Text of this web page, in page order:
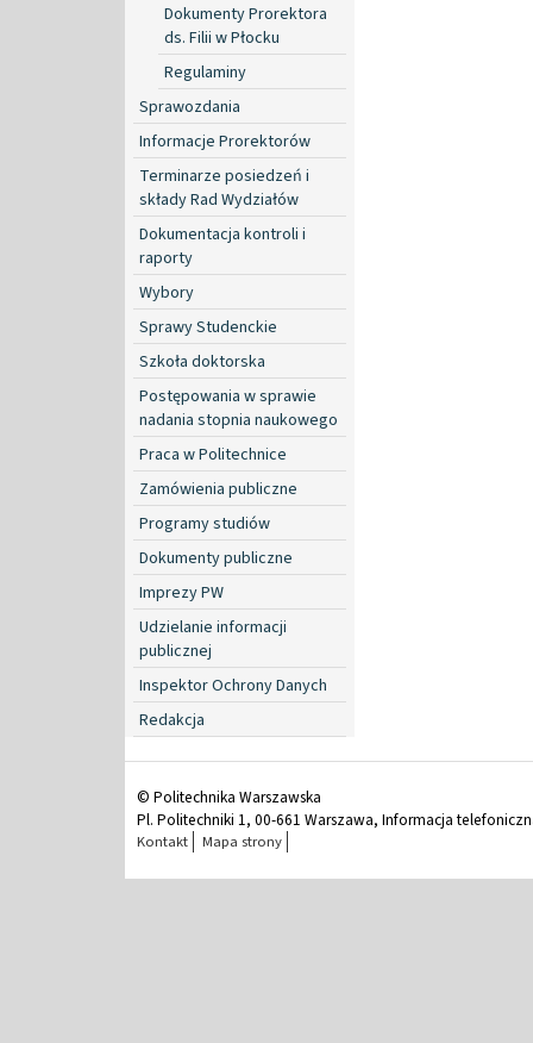
Dokumenty Prorektora
ds. Filii w Płocku
Regulaminy
Sprawozdania
Informacje Prorektorów
Terminarze posiedzeń i
składy Rad Wydziałów
Dokumentacja kontroli i
raporty
Wybory
Sprawy Studenckie
Szkoła doktorska
Postępowania w sprawie
nadania stopnia naukowego
Praca w Politechnice
Zamówienia publiczne
Programy studiów
Dokumenty publiczne
Imprezy PW
Udzielanie informacji
publicznej
Inspektor Ochrony Danych
Redakcja
© Politechnika Warszawska
Pl. Politechniki 1, 00-661 Warszawa, Informacja
Kontakt Mapa strony